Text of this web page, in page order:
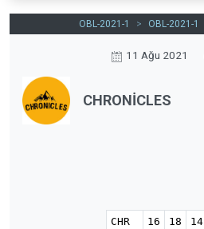
OBL-2021-1 > OBL-2021-1
11 Ağu 2021
CHRONİCLES
CHR 16 18 14